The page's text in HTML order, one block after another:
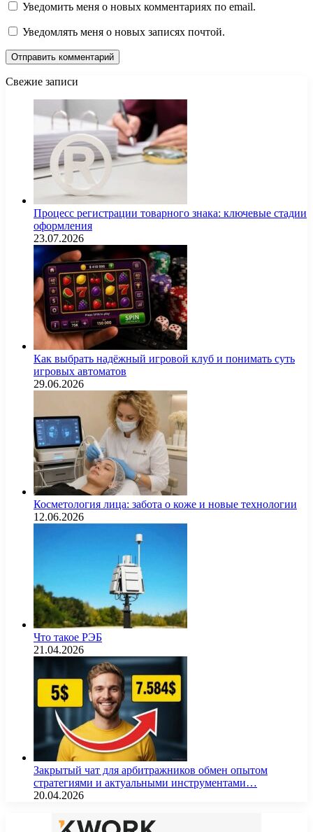
Уведомить меня о новых комментариях по email.
Уведомлять меня о новых записях почтой.
Свежие записи
Процесс регистрации товарного знака: ключевые стадии
оформления
23.07.2026
Как выбрать надёжный игровой клуб и понимать суть
игровых автоматов
29.06.2026
Косметология лица: забота о коже и новые технологии
12.06.2026
Что такое РЭБ
21.04.2026
Закрытый чат для арбитражников обмен опытом
стратегиями и актуальными инструментами…
20.04.2026